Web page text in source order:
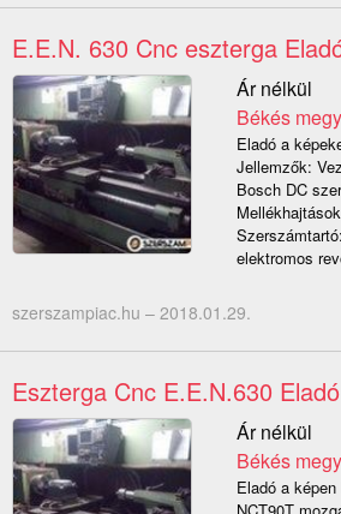
E.E.N. 630 Cnc eszterga
Ár nélkül
Békés
Eladó a
Jellemzők:
Bosch DC
elektromos
szerszampiac.hu – 2018.01.29.
Eszterga Cnc E.E.N.630
Ár nélkül
Békés
Eladó a